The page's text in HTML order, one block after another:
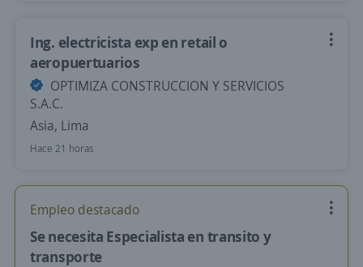
Ing. electricista exp en retail o
aeropuertuarios
OPTIMIZA CONSTRUCCION Y SERVICIOS
S.A.C.
Asia, Lima
Hace 21 horas
Empleo destacado
Se necesita Especialista en transito y
transporte